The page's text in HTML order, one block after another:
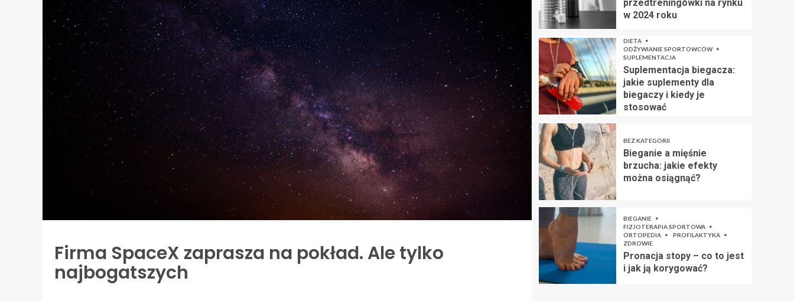
Firma SpaceX zaprasza na pokład. Ale tylko
najbogatszych
przedtreningówki na rynku
w 2024 roku
DIETA
ODŻYWIANIE SPORTOWCÓW
SUPLEMENTACJA
Suplementacja biegacza:
jakie suplementy dla
biegaczy i kiedy je
stosować
BEZ KATEGORII
Bieganie a mięśnie
brzucha: jakie efekty
można osiągnąć?
BIEGANIE
FIZJOTERAPIA SPORTOWA
ORTOPEDIA
PROFILAKTYKA
ZDROWIE
Pronacja stopy – co to jest
i jak ją korygować?